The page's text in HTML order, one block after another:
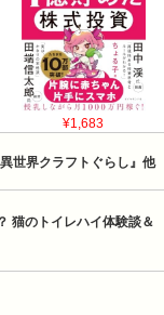
¥1,683
世界クラフトぐらし』他
猫のトイレハイ体験談＆